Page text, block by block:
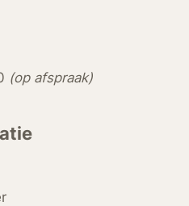
(op afspraak)